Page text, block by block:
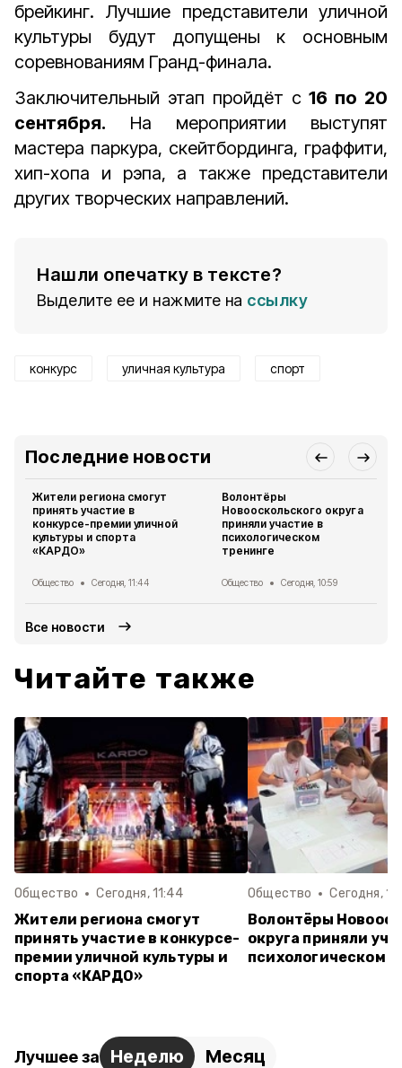
брейкинг. Лучшие представители уличной
культуры будут допущены к основным
соревнованиям Гранд-финала.
Заключительный этап пройдёт с16 по 20
сентября. На мероприятии выступят
мастера паркура, скейтбординга, граффити,
хип-хопа и рэпа, а также представители
других творческих направлений.
Нашли опечатку в тексте?
Выделите ее и нажмите на ссылку
конкурс уличная культура спорт
Последние новости
Жители региона смогут
принять участие в
конкурсе-премии уличной
культуры и спорта
«КАРДО»
Общество Сегодня, 11:44
Волонтёры
Новооскольского округа
приняли участие в
психологическом
тренинге
Общество Сегодня, 10:59
Все новости
Читайте также
Общество Сегодня, 11:44
Жители региона смогут
принять участие в конкурсе-
премии уличной культуры и
спорта «КАРДО»
Общество Сегодня,
Волонтёры
округа приняли
психологическом
Лучшее за Неделю Месяц